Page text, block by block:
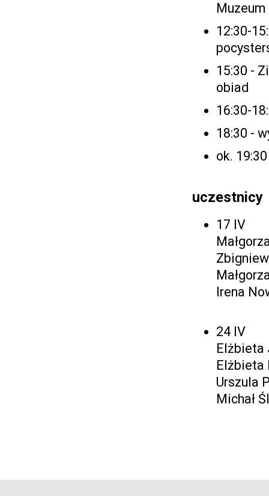
12:30-
15:30 -
obiad
16:30-
18:30 -
ok.
uczestnicy
17 IV
Irena
24 IV
Elżbieta
Elżbieta
Urszula
Michał